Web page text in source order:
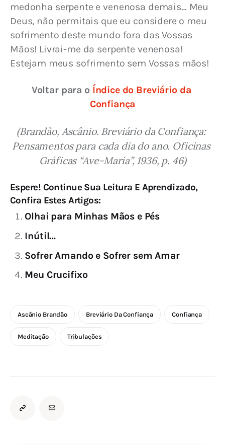
medonha serpente e venenosa demais… Meu
Deus, não permitais que eu considere o meu
sofrimento deste mundo fora das Vossas
Mãos! Livrai-me da serpente venenosa!
Estejam meus sofrimento sem Vossas mãos!
Voltar para o Índice do Breviário da
Confiança
(Brandão, Ascânio. Breviário da Confiança:
Pensamentos para cada dia do ano. Oficinas
Gráficas “Ave-Maria”, 1936, p. 46)
Espere! Continue Sua Leitura E Aprendizado,
Confira Estes Artigos:
Olhai para Minhas Mãos e Pés
Inútil…
Sofrer Amando e Sofrer sem Amar
Meu Crucifixo
Ascânio Brandão Breviário Da Confiança Confiança
Meditação Tribulações